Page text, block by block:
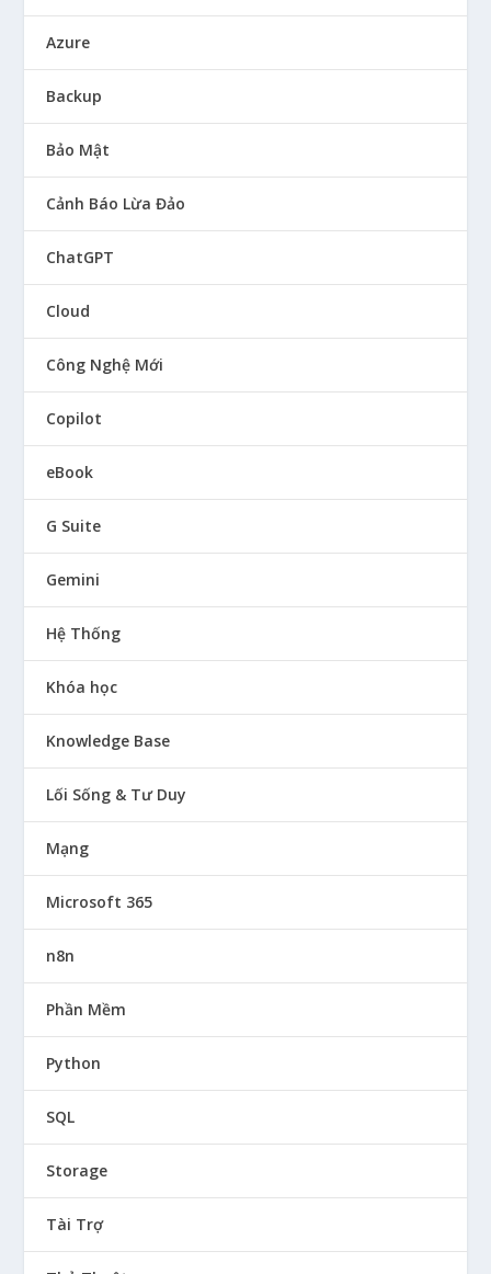
Azure
Backup
Bảo Mật
Cảnh Báo Lừa Đảo
ChatGPT
Cloud
Công Nghệ Mới
Copilot
eBook
G Suite
Gemini
Hệ Thống
Khóa học
Knowledge Base
Lối Sống & Tư Duy
Mạng
Microsoft 365
n8n
Phần Mềm
Python
SQL
Storage
Tài Trợ